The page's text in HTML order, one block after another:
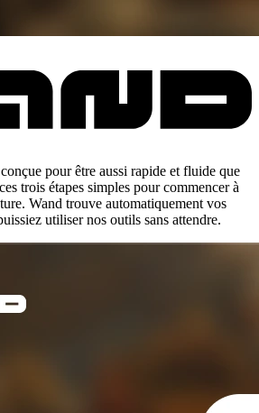
pour être aussi rapide et fluide que
trois étapes simples pour commencer à
Wand trouve automatiquement vos
utiliser nos outils sans attendre.